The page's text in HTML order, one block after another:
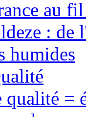
au
: de
humides
qualité =